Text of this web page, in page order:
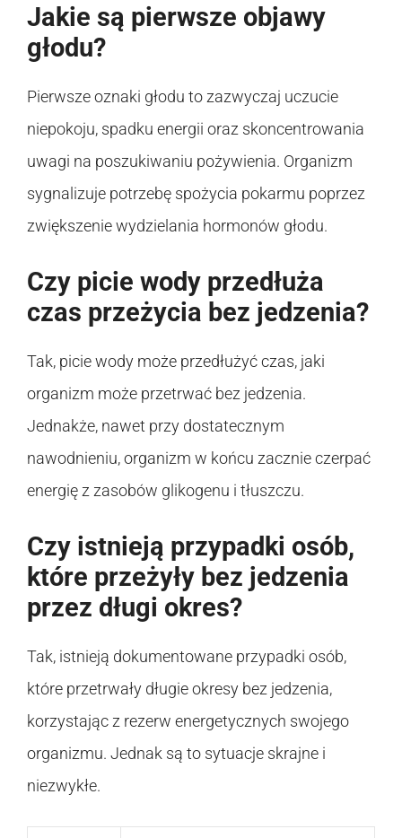
Jakie są pierwsze objawy
głodu?
Pierwsze oznaki głodu to zazwyczaj uczucie
niepokoju, spadku energii oraz skoncentrowania
uwagi na poszukiwaniu pożywienia. Organizm
sygnalizuje potrzebę spożycia pokarmu poprzez
zwiększenie wydzielania hormonów głodu.
Czy picie wody przedłuża
czas przeżycia bez jedzenia?
Tak, picie wody może przedłużyć czas, jaki
organizm może przetrwać bez jedzenia.
Jednakże, nawet przy dostatecznym
nawodnieniu, organizm w końcu zacznie czerpać
energię z zasobów glikogenu i tłuszczu.
Czy istnieją przypadki osób,
które przeżyły bez jedzenia
przez długi okres?
Tak, istnieją dokumentowane przypadki osób,
które przetrwały długie okresy bez jedzenia,
korzystając z rezerw energetycznych swojego
organizmu. Jednak są to sytuacje skrajne i
niezwykłe.